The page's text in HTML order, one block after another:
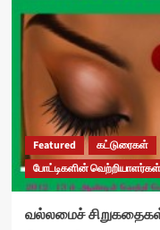
Featured கட்டுரைகள்
போட்டிகளின் வெற்றியாளர்கள்
வல்லமைச்